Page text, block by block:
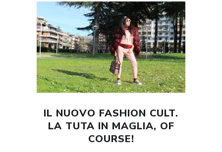
IL NUOVO FASHION CULT.
LA TUTA IN MAGLIA, OF
COURSE!